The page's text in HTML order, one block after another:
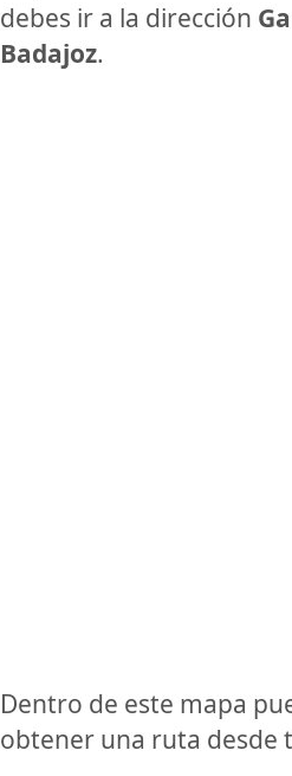
debes ir a la dirección
Badajoz.
Dentro de este mapa
obtener una ruta desde